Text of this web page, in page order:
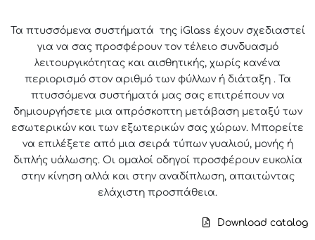
Τα πτυσσόμενα συστήματά της iGlass έχουν σχεδιαστεί
για να σας προσφέρουν τον τέλειο συνδυασμό
λειτουργικότητας και αισθητικής, χωρίς κανένα
περιορισμό στον αριθμό των φύλλων ή διάταξη . Τα
πτυσσόμενα συστήματά μας σας επιτρέπουν να
δημιουργήσετε μια απρόσκοπτη μετάβαση μεταξύ των
εσωτερικών και των εξωτερικών σας χώρων. Μπορείτε
να επιλέξετε από μια σειρά τύπων γυαλιού, μονής ή
διπλής υάλωσης. Οι ομαλοί οδηγοί προσφέρουν ευκολία
στην κίνηση αλλά και στην αναδίπλωση, απαιτώντας
ελάχιστη προσπάθεια.
Download catalog